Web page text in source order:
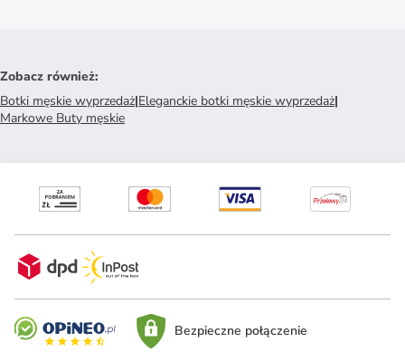
Zobacz również:
Botki męskie wyprzedaż|Eleganckie botki męskie wyprzedaż|
Markowe Buty męskie
Bezpieczne połączenie